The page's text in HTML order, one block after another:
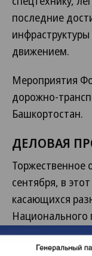
последние
движением.
Мероприятия
дорожно-
Башкортостан.
ДЕЛОВАЯ
Торжественное
сентября, в
касающихся
Национального
«Безопасные и
дороги»,